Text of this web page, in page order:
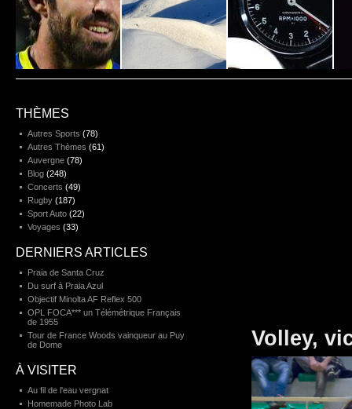
Volley,
THÈMES
Autres Sports (78)
Autres Thèmes (61)
Auvergne (78)
Blog (248)
Concerts (49)
Rugby (187)
Sport Auto (22)
Voyages (33)
DERNIERS ARTICLES
Praia de Santa Cruz
Du surf à Praia Azul
Objectif Minolta AF Reflex 500
OPL FOCA*** un Télémétrique Français
de 1955
Tour de France Woods vainqueur au Puy
de Dome
À VISITER
Au fil de l'eau vergnat
Homemade Photo Lab